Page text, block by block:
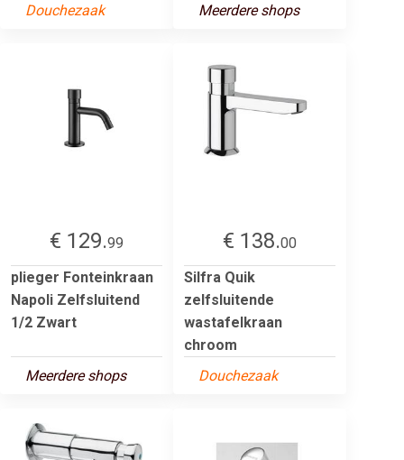
Douchezaak
Meerdere shops
€ 129.99
plieger Fonteinkraan
Napoli Zelfsluitend
1/2 Zwart
Meerdere shops
€ 138.00
Silfra Quik
zelfsluitende
wastafelkraan
chroom
Douchezaak